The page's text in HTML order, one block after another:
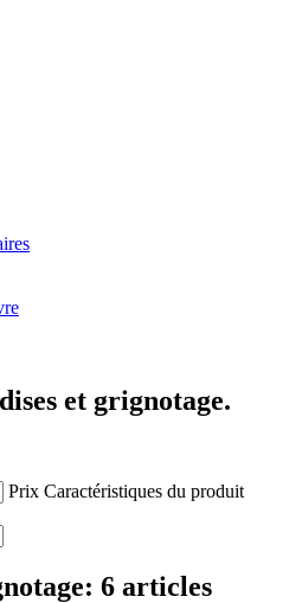
et grignotage.
Prix Caractéristiques du produit
6 articles